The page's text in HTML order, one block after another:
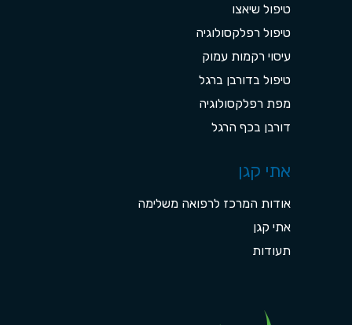
טיפול שיאצו
טיפול רפלקסולוגיה
עיסוי רקמות עמוק
טיפול בדורבן ברגל
מפת רפלקסולוגיה
דורבן בכף הרגל
אתי קגן
אודות המרכז לרפואה משלימה
אתי קגן
תעודות